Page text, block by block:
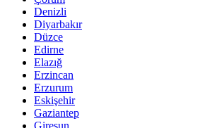
Denizli
Diyarbakır
Düzce
Edirne
Elazığ
Erzincan
Erzurum
Eskişehir
Gaziantep
Giresun